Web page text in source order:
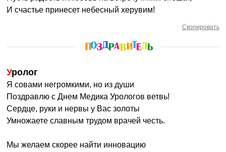
И счастье принесет небесный херувим!
Скопировать
Уролог
Я совами негромкими, но из души
Поздравлю с Днем Медика Урологов ветвь!
Сердце, руки и нервы у Вас золоты
Умножаете славным трудом врачей честь.
Мы желаем скорее найти инновацию